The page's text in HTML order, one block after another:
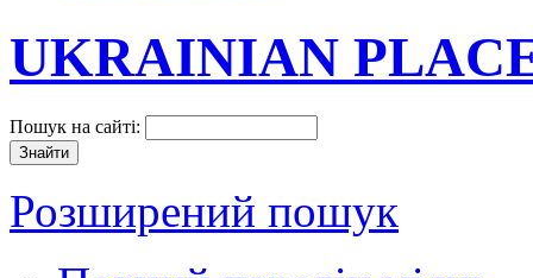
UKRAINIAN
Пошук на сайті:
Розширений пошук